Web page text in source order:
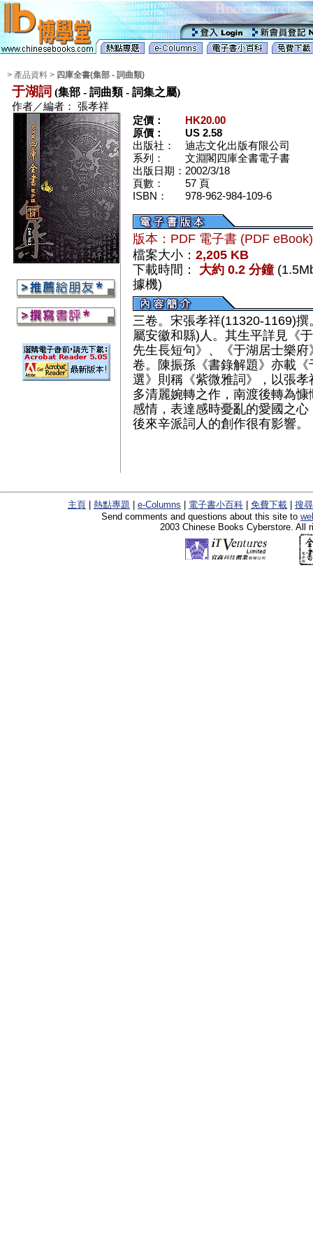
> 產品資料 > 四庫全書(集部 - 詞曲類)
于湖詞 (集部 - 詞曲類 - 詞集之屬)
作者／編者： 張孝祥
定價：
HK20.00
原價：
US 2.58
出版社：
迪志文化出版有限公司
系列：
文淵閣四庫全書電子書
出版日期： 2002/3/18
頁數：
57 頁
ISBN：
978-962-984-109-6
版本：PDF 電子書 (PDF
檔案大小： 2,205 KB
下載時間：
大約 0.2 分鐘
據機)
三卷。宋張孝祥(11320-1169)
屬安徽和縣)人。其生平詳見《
先生長短句》、《于湖居士樂
卷。陳振孫《書錄解題》亦載
選》則稱《紫微雅詞》，以張
多清麗婉轉之作，南渡後轉為
感情，表達感時憂亂的愛國之
後來辛派詞人的創作很有影響。
主頁 熱點專題 e-Columns 電子書小百科 免費下載
搜
Send comments and questions about this site to
2003 Chinese Books Cyberstore. All